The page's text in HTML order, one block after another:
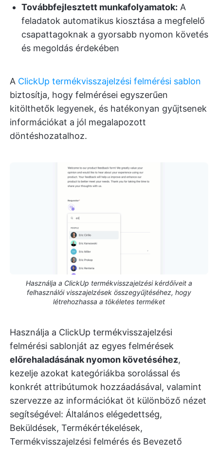
Továbbfejlesztett munkafolyamatok: A
feladatok automatikus kiosztása a megfelelő
csapattagoknak a gyorsabb nyomon követés
és megoldás érdekében
A ClickUp termékvisszajelzési felmérési sablon
biztosítja, hogy felmérései egyszerűen
kitölthetők legyenek, és hatékonyan gyűjtsenek
információkat a jól megalapozott
döntéshozatalhoz.
Használja a ClickUp termékvisszajelzési kérdőíveit a
felhasználói visszajelzések összegyűjtéséhez, hogy
létrehozhassa a tökéletes terméket
Használja a ClickUp termékvisszajelzési
felmérési sablonját az egyes felmérések
előrehaladásának nyomon követéséhez,
kezelje azokat kategóriákba sorolással és
konkrét attribútumok hozzáadásával, valamint
szervezze az információkat öt különböző nézet
segítségével: Általános elégedettség,
Beküldések, Termékértékelések,
Termékvisszajelzési felmérés és Bevezető